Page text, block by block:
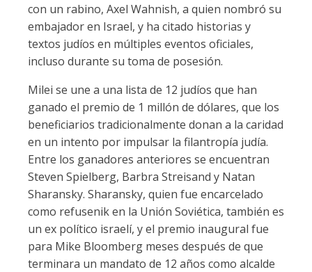
con un rabino, Axel Wahnish, a quien nombró su
embajador en Israel, y ha citado historias y
textos judíos en múltiples eventos oficiales,
incluso durante su toma de posesión.
Milei se une a una lista de 12 judíos que han
ganado el premio de 1 millón de dólares, que los
beneficiarios tradicionalmente donan a la caridad
en un intento por impulsar la filantropía judía.
Entre los ganadores anteriores se encuentran
Steven Spielberg, Barbra Streisand y Natan
Sharansky. Sharansky, quien fue encarcelado
como refusenik en la Unión Soviética, también es
un ex político israelí, y el premio inaugural fue
para Mike Bloomberg meses después de que
terminara un mandato de 12 años como alcalde